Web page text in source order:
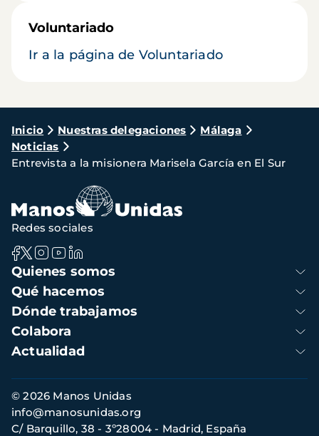
Voluntariado
Ir a la página de Voluntariado
Ruta
de
navegación
Inicio Nuestras delegaciones
Málaga
Noticias
Entrevista a la misionera Marisela García en El Sur
Navegación
principal
Quienes somos
Qué hacemos
Dónde trabajamos
Colabora
Actualidad
Redes sociales
Información
de
contacto
© 2026 Manos Unidas
C/ Barquillo, 38 - 3º28004 - Madrid, España
info@manosunidas.org